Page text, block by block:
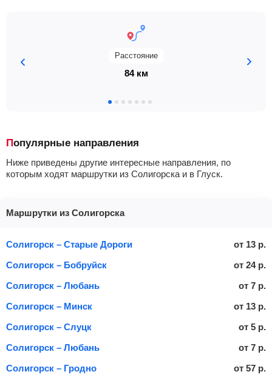
Расстояние
84 км
Популярные направления
Ниже приведены другие интересные направления, по
которым ходят маршрутки из Солигорска и в Глуск.
Маршрутки из Солигорска
Солигорск – Старые Дороги от 13 р.
Солигорск – Бобруйск
от 24 р.
Солигорск – Любань
от 7 р.
Солигорск – Минск
от 13 р.
Солигорск – Слуцк
от 5 р.
Солигорск – Любань
от 7 р.
Солигорск – Гродно
от 57 р.